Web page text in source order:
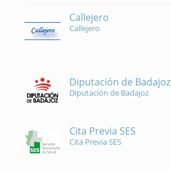
Callejero
Callejero
Diputación de Badajoz
Diputación de Badajoz
Cita Previa SES
Cita Previa SES